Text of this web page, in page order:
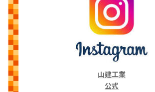
山建工業
公式